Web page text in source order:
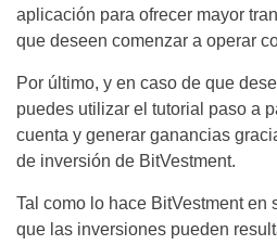
aplicación para ofrecer mayor
que deseen comenzar a operar
Por último, y en caso de que
puedes utilizar el tutorial paso a
cuenta y generar ganancias
de inversión de BitVestment.
Tal como lo hace BitVestment en
que las inversiones pueden